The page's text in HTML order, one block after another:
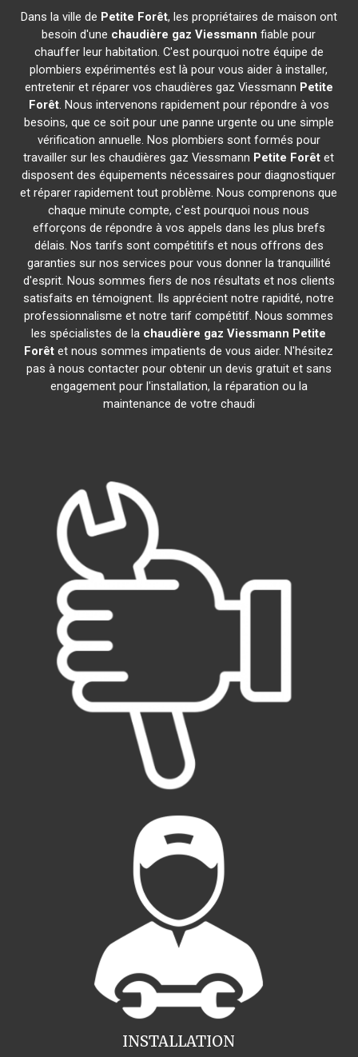
Dans la ville de Petite Forêt, les propriétaires de maison ont
besoin d'une chaudière gaz Viessmann fiable pour
chauffer leur habitation. C'est pourquoi notre équipe de
plombiers expérimentés est là pour vous aider à installer,
entretenir et réparer vos chaudières gaz Viessmann Petite
Forêt. Nous intervenons rapidement pour répondre à vos
besoins, que ce soit pour une panne urgente ou une simple
vérification annuelle. Nos plombiers sont formés pour
travailler sur les chaudières gaz Viessmann Petite Forêt et
disposent des équipements nécessaires pour diagnostiquer
et réparer rapidement tout problème. Nous comprenons que
chaque minute compte, c'est pourquoi nous nous
efforçons de répondre à vos appels dans les plus brefs
délais. Nos tarifs sont compétitifs et nous offrons des
garanties sur nos services pour vous donner la tranquillité
d'esprit. Nous sommes fiers de nos résultats et nos clients
satisfaits en témoignent. Ils apprécient notre rapidité, notre
professionnalisme et notre tarif compétitif. Nous sommes
les spécialistes de la chaudière gaz Viessmann Petite
Forêt et nous sommes impatients de vous aider. N'hésitez
pas à nous contacter pour obtenir un devis gratuit et sans
engagement pour l'installation, la réparation ou la
maintenance de votre chaudi
INSTALLATION